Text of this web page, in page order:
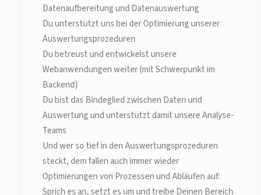
Datenaufbereitung und Datenauswertung
Du unterstützt uns bei der Optimierung unserer
Auswertungsprozeduren
Du betreust und entwickelst unsere
Webanwendungen weiter (mit Schwerpunkt im
Backend)
Du bist das Bindeglied zwischen Daten und
Auswertung und unterstützt damit unsere Analyse-
Teams
Und wer so tief in den Auswertungsprozeduren
steckt, dem fallen auch immer wieder
Optimierungen von Prozessen und Abläufen auf:
Sprich es an, setzt es um und treibe Deinen Bereich